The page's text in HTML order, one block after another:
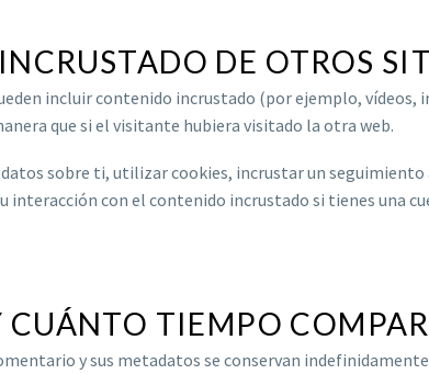
DE OTROS
incluir contenido incrustado (por ejemplo,
que si el visitante hubiera visitado la otra web.
sobre ti, utilizar cookies, incrustar un
interacción con el contenido incrustado si tienes una
CUÁNTO TIEMPO
y sus metadatos se conservan